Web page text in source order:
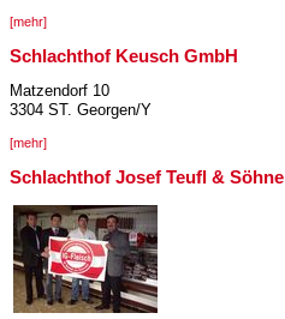
[mehr]
Schlachthof Keusch GmbH
Matzendorf 10
3304 ST. Georgen/Y
[mehr]
Schlachthof Josef Teufl & Söhne